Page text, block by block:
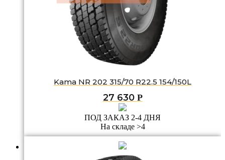
Kama NR 202 315/70 R22.5 154/150L
27 630 Р
ПОД ЗАКАЗ 2-4 ДНЯ
На складе >4